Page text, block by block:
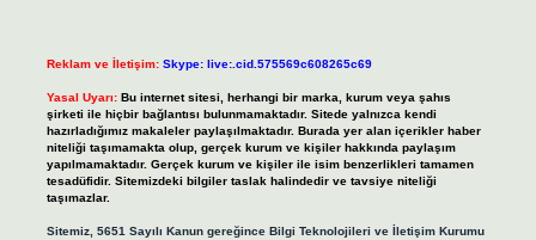
Reklam ve İletişim: Skype: live:.cid.575569c608265c69
Yasal Uyarı: Bu internet sitesi, herhangi bir marka, kurum veya şahıs
şirketi ile hiçbir bağlantısı bulunmamaktadır. Sitede yalnızca kendi
hazırladığımız makaleler paylaşılmaktadır. Burada yer alan içerikler haber
niteliği taşımamakta olup, gerçek kurum ve kişiler hakkında paylaşım
yapılmamaktadır. Gerçek kurum ve kişiler ile isim benzerlikleri tamamen
tesadüfidir. Sitemizdeki bilgiler taslak halindedir ve tavsiye niteliği
taşımazlar.
Sitemiz, 5651 Sayılı Kanun gereğince Bilgi Teknolojileri ve İletişim Kurumu